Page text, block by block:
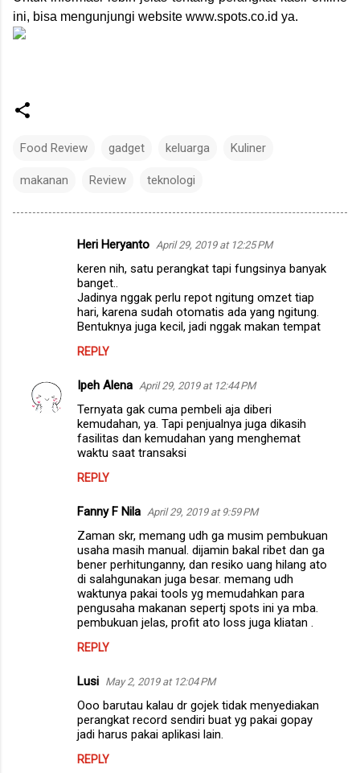
ini, bisa mengunjungi website www.spots.co.id ya.
Food Review gadget keluarga Kuliner
makanan Review teknologi
t
s
Heri Heryanto April 29, 2019 at 12:25 PM
keren nih, satu perangkat tapi fungsinya banyak
banget..
Jadinya nggak perlu repot ngitung omzet tiap
hari, karena sudah otomatis ada yang ngitung.
Bentuknya juga kecil, jadi nggak makan tempat
REPLY
Ipeh Alena April 29, 2019 at 12:44 PM
Ternyata gak cuma pembeli aja diberi
kemudahan, ya. Tapi penjualnya juga dikasih
fasilitas dan kemudahan yang menghemat
waktu saat transaksi
REPLY
Fanny F Nila April 29, 2019 at 9:59 PM
Zaman skr, memang udh ga musim pembukuan
usaha masih manual. dijamin bakal ribet dan ga
bener perhitunganny, dan resiko uang hilang ato
di salahgunakan juga besar. memang udh
waktunya pakai tools yg memudahkan para
pengusaha makanan sepertj spots ini ya mba.
pembukuan jelas, profit ato loss juga kliatan .
REPLY
Lusi May 2, 2019 at 12:04 PM
Ooo barutau kalau dr gojek tidak menyediakan
perangkat record sendiri buat yg pakai gopay
jadi harus pakai aplikasi lain.
REPLY